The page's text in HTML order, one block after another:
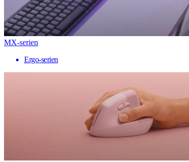
MX-serien
Ergo-serien